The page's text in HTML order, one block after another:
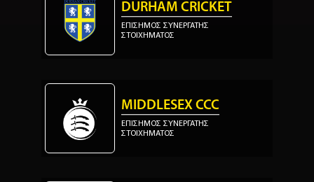
DURHAM CRICKET
ΕΠΙΣΗΜΟΣ ΣΥΝΕΡΓΑΤΗΣ
ΣΤΟΙΧΗΜΑΤΟΣ
MIDDLESEX CCC
ΕΠΙΣΗΜΟΣ ΣΥΝΕΡΓΑΤΗΣ
ΣΤΟΙΧΗΜΑΤΟΣ